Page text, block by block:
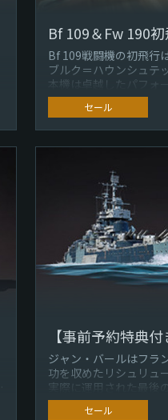
Bf 109戦闘機の初飛行
ブルク＝ハウンシュテ
本機は卓越したパフォ
初期にかけてドイツ空軍
セール
【事前予約特典
ジャン・バールはフラ
功を収めたリシュリュ
実際に運用された最後
バール 戦艦 フランス
セール